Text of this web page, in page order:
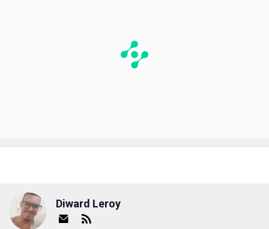
Diward Leroy